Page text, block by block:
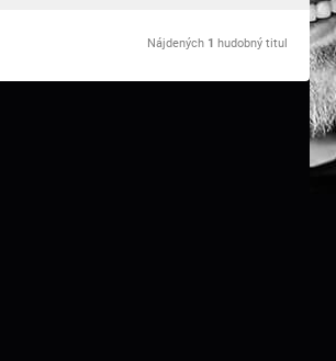
Nájdených 1 hudobný titul